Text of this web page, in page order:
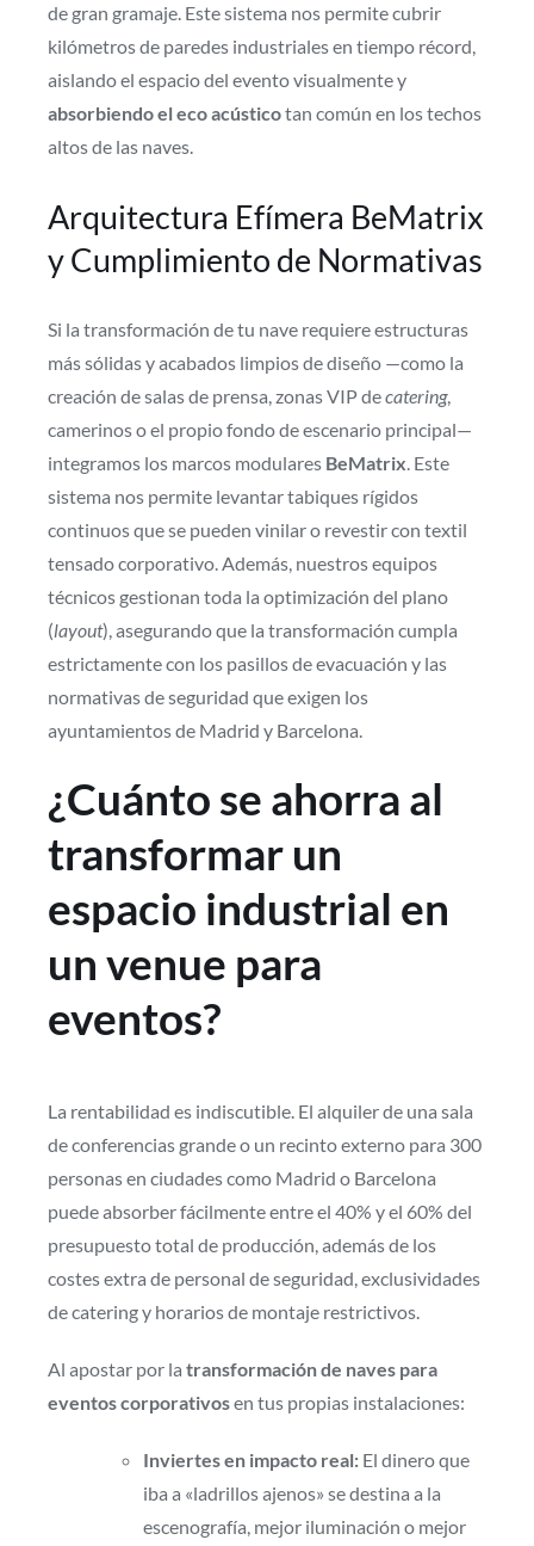
de gran gramaje. Este sistema nos permite cubrir
kilómetros de paredes industriales en tiempo récord,
aislando el espacio del evento visualmente y
absorbiendo el eco acústicotan común en los techos
altos de las naves.
Arquitectura Efímera BeMatrix
y Cumplimiento de Normativas
Si la transformación de tu nave requiere estructuras
más sólidas y acabados limpios de diseño —como la
creación de salas de prensa, zonas VIP decatering,
camerinos o el propio fondo de escenario principal—
integramos los marcos modulares BeMatrix. Este
sistema nos permite levantar tabiques rígidos
continuos que se pueden vinilar o revestir con textil
tensado corporativo. Además, nuestros equipos
técnicos gestionan toda la optimización del plano
(layout), asegurando que la transformación cumpla
estrictamente con los pasillos de evacuación y las
normativas de seguridad que exigen los
ayuntamientos de Madrid y Barcelona.
¿Cuánto se ahorra al
transformar un
espacio industrial en
un venue para
eventos?
La rentabilidad es indiscutible. El alquiler de una sala
de conferencias grande o un recinto externo para 300
personas en ciudades como Madrid o Barcelona
puede absorber fácilmente entre el 40% y el 60% del
presupuesto total de producción, además de los
costes extra de personal de seguridad, exclusividades
de catering y horarios de montaje restrictivos.
Al apostar por la transformación de naves para
eventos corporativosen tus propias instalaciones:
Inviertes en impacto real: El dinero que
iba a «ladrillos ajenos» se destina a la
escenografía, mejor iluminación o mejor